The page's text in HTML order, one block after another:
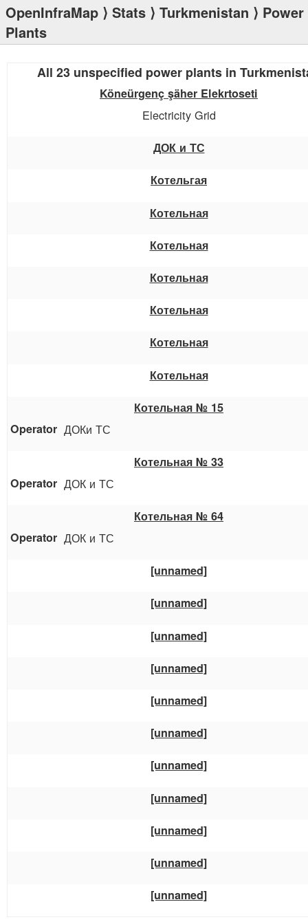
OpenInfraMap ⟩ Stats ⟩ Turkmenistan ⟩ Power
Plants
All 23 unspecified power plants in
Köneürgenç şäher Elekrtoseti
Electricity Grid
ДОК и ТС
Котельгая
Котельная
Котельная
Котельная
Котельная
Котельная
Котельная
Котельная № 15
ДОКи ТС
Котельная № 33
ДОК и ТС
Котельная № 64
ДОК и ТС
[unnamed]
[unnamed]
[unnamed]
[unnamed]
[unnamed]
[unnamed]
[unnamed]
[unnamed]
[unnamed]
[unnamed]
[unnamed]